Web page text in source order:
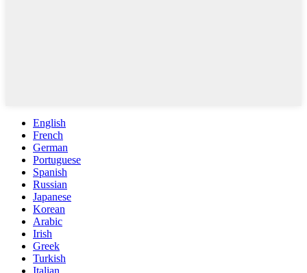
English
French
German
Portuguese
Spanish
Russian
Japanese
Korean
Arabic
Irish
Greek
Turkish
Italian